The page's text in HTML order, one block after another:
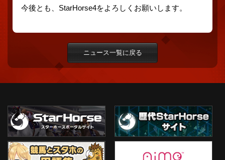
今後とも、StarHorse4をよろしくお願いします。
ニュース一覧に戻る